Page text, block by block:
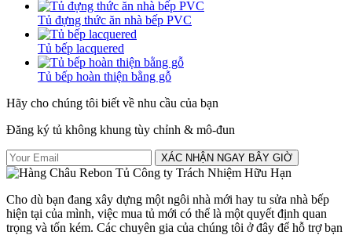
Tủ đựng thức ăn nhà bếp PVC
Tủ bếp lacquered
Tủ bếp hoàn thiện bằng gỗ
Hãy cho chúng tôi biết về nhu cầu của bạn
Đăng ký tủ không khung tùy chỉnh & mô-đun
XÁC NHẬN NGAY BÂY GIỜ
Cho dù bạn đang xây dựng một ngôi nhà mới hay tu sửa nhà bếp
hiện tại của mình, việc mua tủ mới có thể là một quyết định quan
trọng và tốn kém. Các chuyên gia của chúng tôi ở đây để hỗ trợ bạn